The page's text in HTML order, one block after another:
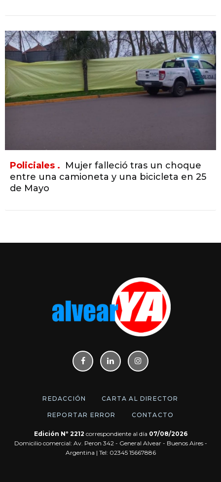
Policiales . Mujer falleció tras un choque
entre una camioneta y una bicicleta en 25
de Mayo
REDACCIÓN CARTA AL DIRECTOR
REPORTAR ERROR CONTACTO
Edición Nº 2212 correspondiente al día 07/08/2026
Domicilio comercial: Av. Peron 342 - General Alvear - Buenos Aires -
Argentina | Tel: 02345 15667886